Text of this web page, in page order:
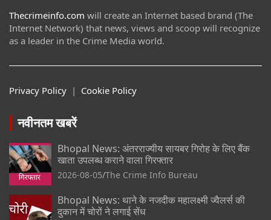
Thecrimeinfo.com will create an Internet based brand (The
Internet Network) that news, views and scoop will recognize
as a leader in the Crime Media world.
Privacy Policy | Cookie Policy
नवीनतम खबरें
Bhopal News: अंतरराज्यीय सायबर गिरोह के लिए बैंक
खाता उपलब्ध कराने वाला गिरफ्तार
2026-08-05 The Crime Info Bureau
Bhopal News: थाने के नजदीक महालक्ष्मी ज्वैलर्स की
दुकान में चोरों ने लगाई सेंध